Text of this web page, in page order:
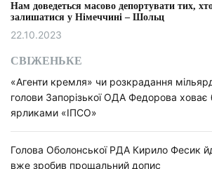
Нам доведеться масово депортувати тих,
залишатися у Німеччині – Шольц
22.10.2023
СВІЖЕНЬКЕ
«Агенти кремля» чи розкрадання
голови Запорізької ОДА Федорова
ярликами «ІПСО»
Голова Оболонської РДА Кирило Фесик
вже зробив прощальний допис